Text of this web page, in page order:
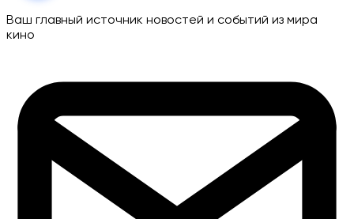
Ваш главный источник новостей и событий из мира
кино